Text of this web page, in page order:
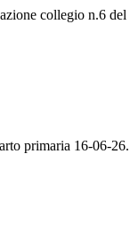
collegio n.6 del
primaria 16-06-26.